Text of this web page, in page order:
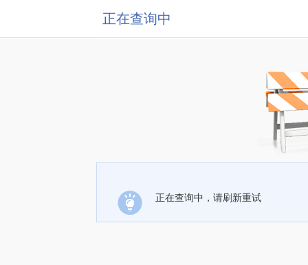
正在查询中
正在查询中，请刷新重试